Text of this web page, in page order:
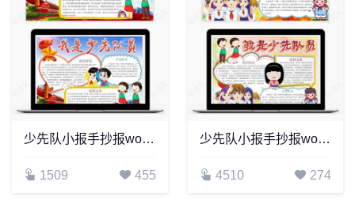
少先队小报手抄报word模板(17)
1509 455
少先队小报手抄报word模板(14)
4510 274